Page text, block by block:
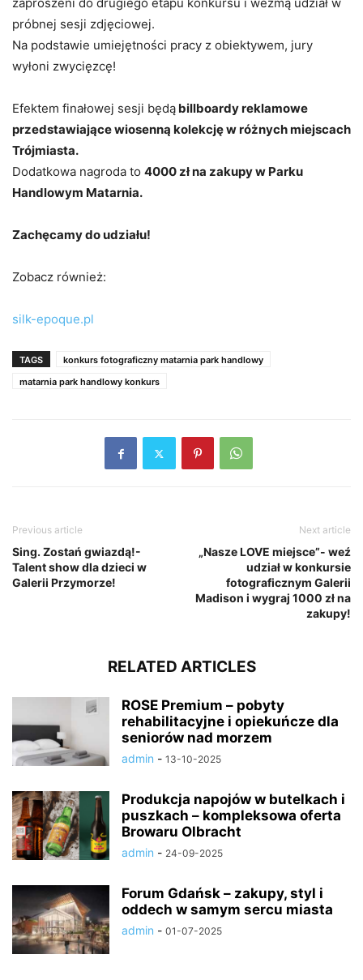
próbnej sesji zdjęciowej.
Na podstawie umiejętności pracy z obiektywem, jury
wyłoni zwycięzcę!
Efektem finałowej sesji będą billboardy reklamowe
przedstawiające wiosenną kolekcję w różnych miejscach
Trójmiasta.
Dodatkowa nagroda to 4000 zł na zakupy w Parku
Handlowym Matarnia.
Zachęcamy do udziału!
Zobacz również:
silk-epoque.pl
TAGS
konkurs fotograficzny matarnia park handlowy
matarnia park handlowy konkurs
Previous article
Sing. Zostań gwiazdą!-
Talent show dla dzieci w
Galerii Przymorze!
Next article
„Nasze LOVE miejsce”- weź
udział w konkursie
fotograficznym Galerii
Madison i wygraj 1000 zł na
zakupy!
RELATED ARTICLES
ROSE Premium – pobyty
rehabilitacyjne i opiekuńcze dla
seniorów nad morzem
admin - 13-10-2025
Produkcja napojów w butelkach i
puszkach – kompleksowa oferta
Browaru Olbracht
admin - 24-09-2025
Forum Gdańsk – zakupy, styl i
oddech w samym sercu miasta
admin - 01-07-2025